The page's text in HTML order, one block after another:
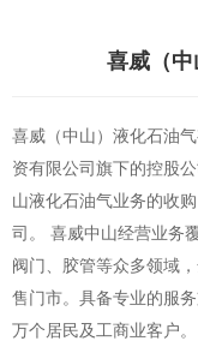
喜威（中
喜威（中山）液化石油
资有限公司旗下的控股
山液化石油气业务的收
司。 喜威中山经营业务
阀门、胶管等众多领域
售门市。具备专业的服
万个居民及工商业客户。